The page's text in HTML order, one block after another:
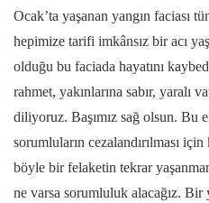
Ocak’ta yaşanan yangın faciası
hepimize tarifi imkânsız bir acı
olduğu bu faciada hayatını
rahmet, yakınlarına sabır, yaralı
diliyoruz. Başımız sağ olsun. Bu
sorumluların cezalandırılması
böyle bir felaketin tekrar
ne varsa sorumluluk alacağız. Bir